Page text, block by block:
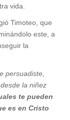
vida.
Timoteo, que
este, a
la
persuadiste,
la niñez
te pueden
es en Cristo